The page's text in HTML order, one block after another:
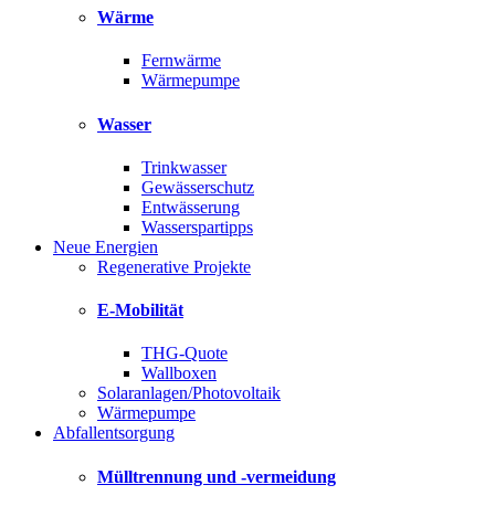
Wärme
Fernwärme
Wärmepumpe
Wasser
Trinkwasser
Gewässerschutz
Entwässerung
Wasserspartipps
Neue Energien
Regenerative Projekte
E-Mobilität
THG-Quote
Wallboxen
Solaranlagen/Photovoltaik
Wärmepumpe
Abfallentsorgung
Mülltrennung und -vermeidung